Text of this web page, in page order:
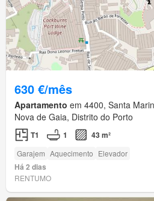
630 €/mês
Apartamento em 4400, Santa
Nova de Gaia, Distrito do Porto
T1 1 43 m²
Garajem Aquecimento Elevador
Há 2 dias
RENTUMO